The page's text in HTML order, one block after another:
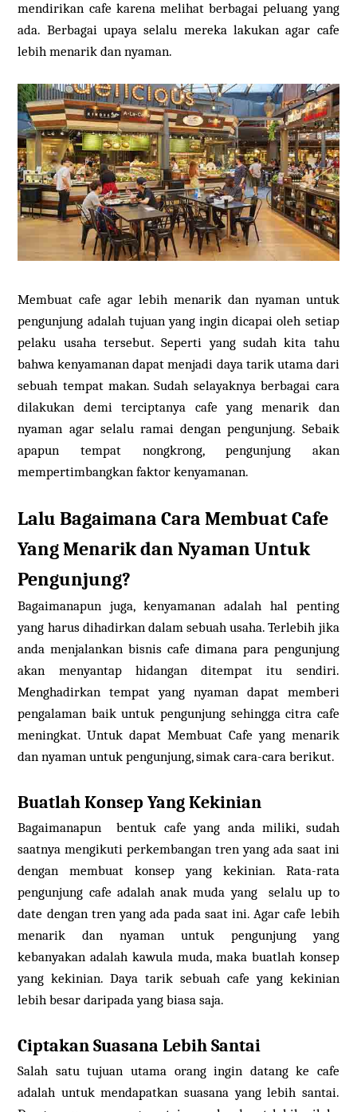
mendirikan cafe karena melihat berbagai peluang yang
ada. Berbagai upaya selalu mereka lakukan agar cafe
lebih menarik dan nyaman.
Membuat cafe agar lebih menarik dan nyaman untuk
pengunjung adalah tujuan yang ingin dicapai oleh setiap
pelaku usaha tersebut. Seperti yang sudah kita tahu
bahwa kenyamanan dapat menjadi daya tarik utama dari
sebuah tempat makan. Sudah selayaknya berbagai cara
dilakukan demi terciptanya cafe yang menarik dan
nyaman agar selalu ramai dengan pengunjung. Sebaik
apapun tempat nongkrong, pengunjung akan
mempertimbangkan faktor kenyamanan.
Lalu Bagaimana Cara Membuat Cafe
Yang Menarik dan Nyaman Untuk
Pengunjung?
Bagaimanapun juga, kenyamanan adalah hal penting
yang harus dihadirkan dalam sebuah usaha. Terlebih jika
anda menjalankan bisnis cafe dimana para pengunjung
akan menyantap hidangan ditempat itu sendiri.
Menghadirkan tempat yang nyaman dapat memberi
pengalaman baik untuk pengunjung sehingga citra cafe
meningkat. Untuk dapat Membuat Cafe yang menarik
dan nyaman untuk pengunjung, simak cara-cara berikut.
Buatlah Konsep Yang Kekinian
Bagaimanapun bentuk cafe yang anda miliki, sudah
saatnya mengikuti perkembangan tren yang ada saat ini
dengan membuat konsep yang kekinian. Rata-rata
pengunjung cafe adalah anak muda yang selalu up to
date dengan tren yang ada pada saat ini. Agar cafe lebih
menarik dan nyaman untuk pengunjung yang
kebanyakan adalah kawula muda, maka buatlah konsep
yang kekinian. Daya tarik sebuah cafe yang kekinian
lebih besar daripada yang biasa saja.
Ciptakan Suasana Lebih Santai
Salah satu tujuan utama orang ingin datang ke cafe
adalah untuk mendapatkan suasana yang lebih santai.